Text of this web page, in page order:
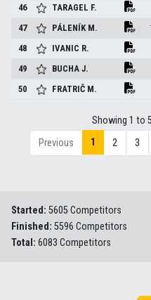
46
TARAGEL F.
47
PÁLENÍK M.
48
IVANIC R.
49
BUCHAJ.
50
FRATRIČ M.
Showing 1 to
Previous
1 2 3
Started: 5605 Competitors
Finished: 5596 Competitors
Total: 6083 Competitors